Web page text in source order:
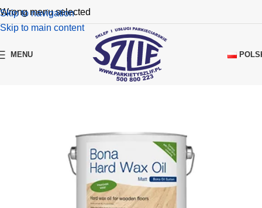
Skip to navigation
Skip to main content
Wrong menu selected
MENU